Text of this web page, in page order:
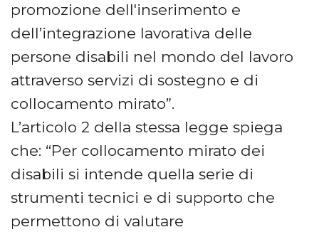
promozione dell'inserimento e
dell’integrazione lavorativa delle
persone disabili nel mondo del lavoro
attraverso servizi di sostegno e di
collocamento mirato”.
L’articolo 2 della stessa legge spiega
che: “Per collocamento mirato dei
disabili si intende quella serie di
strumenti tecnici e di supporto che
permettono di valutare